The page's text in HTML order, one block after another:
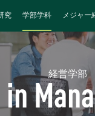
究 学部学科 メジャー
経営学部
in